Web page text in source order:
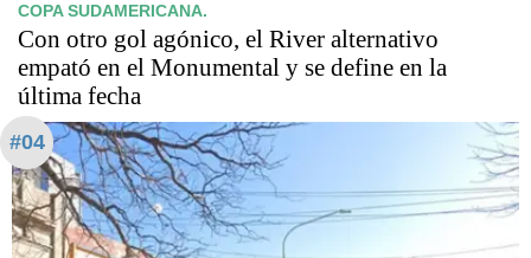
COPA SUDAMERICANA.
Con otro gol agónico, el River alternativo
empató en el Monumental y se define en la
última fecha
#04